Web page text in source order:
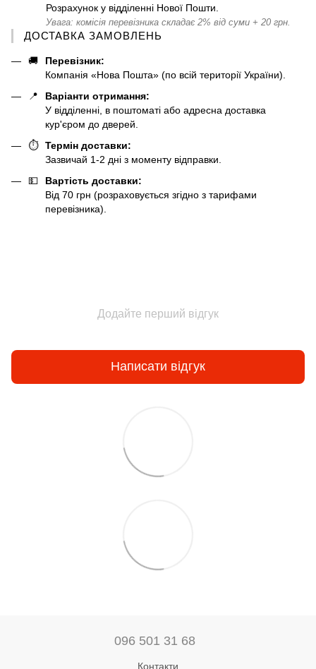
Розрахунок у відділенні Нової Пошти.
Увага: комісія перевізника складає 2% від суми + 20 грн.
ДОСТАВКА ЗАМОВЛЕНЬ
🚚
Перевізник:
Компанія «Нова Пошта» (по всій території України).
📍
Варіанти отримання:
У відділенні, в поштоматі або адресна доставка
кур'єром до дверей.
⏱️
Термін доставки:
Зазвичай 1-2 дні з моменту відправки.
💵
Вартість доставки:
Від 70 грн (розраховується згідно з тарифами
перевізника).
Додайте перший відгук
Написати відгук
096 501 31 68
Контакти